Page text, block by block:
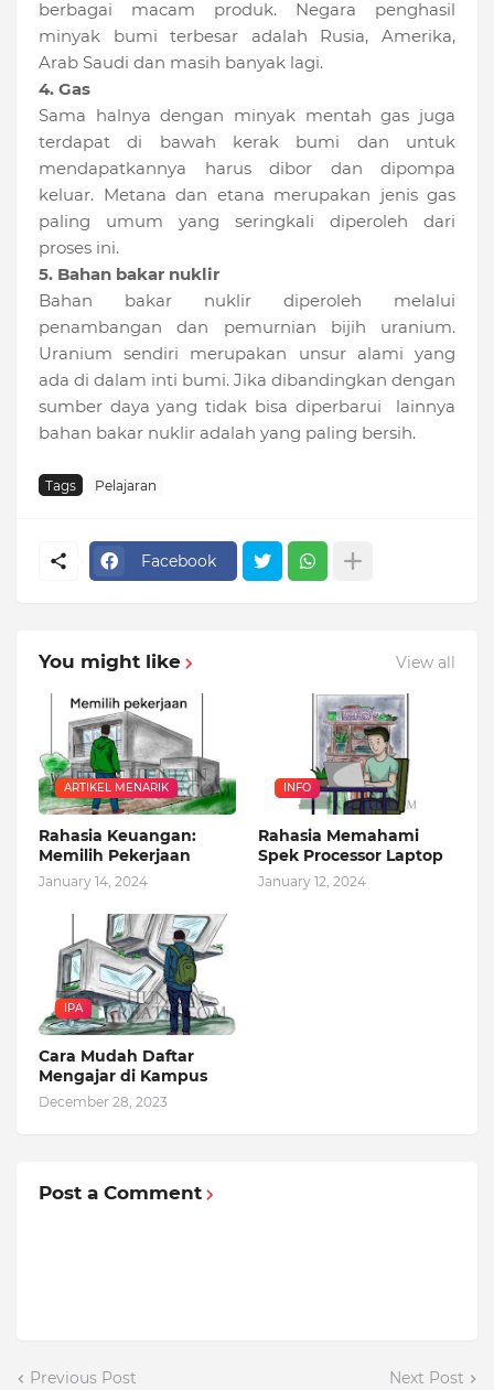
berbagai macam produk. Negara penghasil
minyak bumi terbesar adalah Rusia, Amerika,
Arab Saudi dan masih banyak lagi.
4. Gas
Sama halnya dengan minyak mentah gas juga
terdapat di bawah kerak bumi dan untuk
mendapatkannya harus dibor dan dipompa
keluar. Metana dan etana merupakan jenis gas
paling umum yang seringkali diperoleh dari
proses ini.
5. Bahan bakar nuklir
Bahan bakar nuklir diperoleh melalui
penambangan dan pemurnian bijih uranium.
Uranium sendiri merupakan unsur alami yang
ada di dalam inti bumi. Jika dibandingkan dengan
sumber daya yang tidak bisa diperbarui lainnya
bahan bakar nuklir adalah yang paling bersih.
Tags Pelajaran
Facebook
You might like View all
ARTIKEL MENARIK
Rahasia Keuangan:
Memilih Pekerjaan
January 14, 2024
INFO
Rahasia Memahami
Spek Processor Laptop
January 12, 2024
IPA
Cara Mudah Daftar
Mengajar di Kampus
December 28, 2023
Post a Comment
Previous Post Next Post